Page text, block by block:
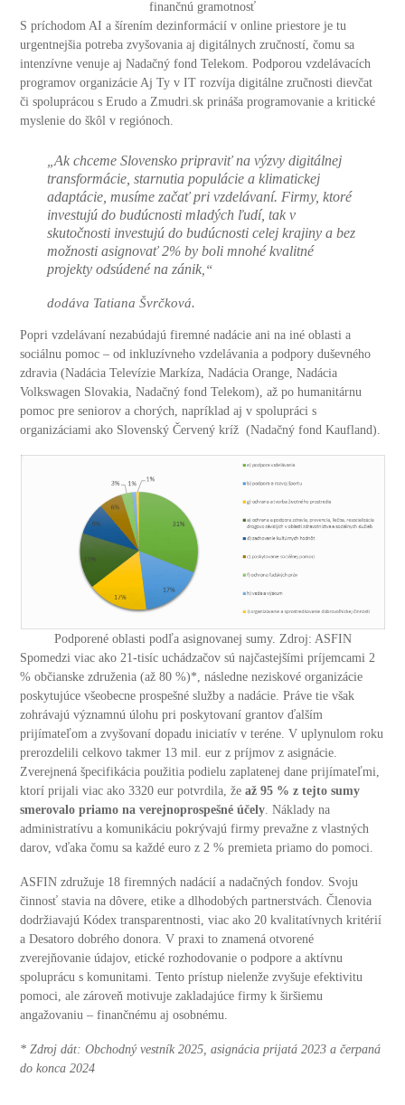
finančnú gramotnosť
S príchodom AI a šírením dezinformácií v online priestore je tu
urgentnejšia potreba zvyšovania aj digitálnych zručností, čomu sa
intenzívne venuje aj Nadačný fond Telekom. Podporou vzdelávacích
programov organizácie Aj Ty v IT rozvíja digitálne zručnosti dievčat
či spoluprácou s Erudo a Zmudri.sk prináša programovanie a kritické
myslenie do škôl v regiónoch.
„Ak chceme Slovensko pripraviť na výzvy digitálnej
transformácie, starnutia populácie a klimatickej
adaptácie, musíme začať pri vzdelávaní. Firmy, ktoré
investujú do budúcnosti mladých ľudí, tak v
skutočnosti investujú do budúcnosti celej krajiny a bez
možnosti asignovať 2% by boli mnohé kvalitné
projekty odsúdené na zánik,“
dodáva Tatiana Švrčková.
Popri vzdelávaní nezabúdajú firemné nadácie ani na iné oblasti a
sociálnu pomoc – od inkluzívneho vzdelávania a podpory duševného
zdravia (Nadácia Televízie Markíza, Nadácia Orange, Nadácia
Volkswagen Slovakia, Nadačný fond Telekom), až po humanitárnu
pomoc pre seniorov a chorých, napríklad aj v spolupráci s
organizáciami ako Slovenský Červený kríž (Nadačný fond Kaufland).
Podporené oblasti podľa asignovanej sumy. Zdroj: ASFIN
Spomedzi viac ako 21-tisíc uchádzačov sú najčastejšími príjemcami 2
% občianske združenia (až 80 %)*, následne neziskové organizácie
poskytujúce všeobecne prospešné služby a nadácie. Práve tie však
zohrávajú významnú úlohu pri poskytovaní grantov ďalším
prijímateľom a zvyšovaní dopadu iniciatív v teréne. V uplynulom roku
prerozdelili celkovo takmer 13 mil. eur z príjmov z asignácie.
Zverejnená špecifikácia použitia podielu zaplatenej dane prijímateľmi,
ktorí prijali viac ako 3320 eur potvrdila, žeaž 95 % z tejto sumy
smerovalo priamo na verejnoprospešné účely. Náklady na
administratívu a komunikáciu pokrývajú firmy prevažne z vlastných
darov, vďaka čomu sa každé euro z 2 % premieta priamo do pomoci.
ASFIN združuje 18 firemných nadácií a nadačných fondov. Svoju
činnosť stavia na dôvere, etike a dlhodobých partnerstvách. Členovia
dodržiavajú Kódex transparentnosti, viac ako 20 kvalitatívnych kritérií
a Desatoro dobrého donora. V praxi to znamená otvorené
zverejňovanie údajov, etické rozhodovanie o podpore a aktívnu
spoluprácu s komunitami. Tento prístup nielenže zvyšuje efektivitu
pomoci, ale zároveň motivuje zakladajúce firmy k širšiemu
angažovaniu – finančnému aj osobnému.
* Zdroj dát: Obchodný vestník 2025, asignácia prijatá 2023 a čerpaná
do konca 2024